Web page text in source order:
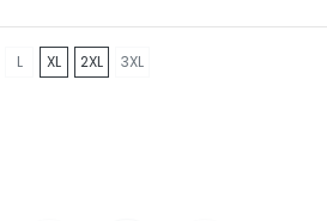
L XL 2XL 3XL